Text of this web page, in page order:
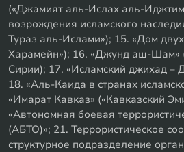
(«Джамият аль-Ислах аль-
возрождения исламского
Тураз аль-Ислами»); 15. «Дом
Харамейн»); 16. «Джунд аш-Шам»
Сирии); 17. «Исламский джихад –
18. «Аль-Каида в странах
«Имарат Кавказ» («Кавказский
«Автономная боевая
(АБТО)»; 21. Террористическое
структурное подразделение